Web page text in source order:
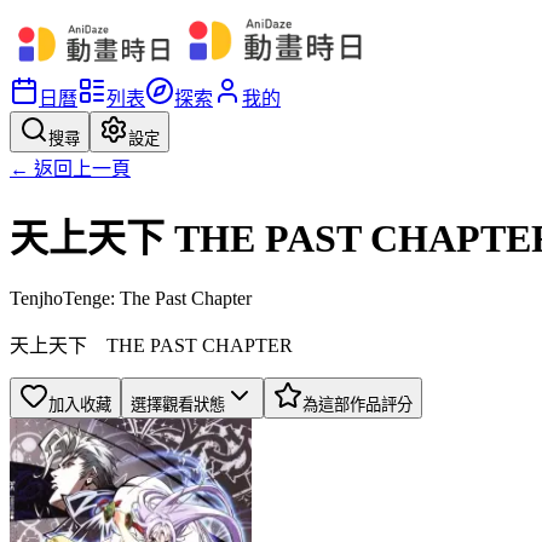
日曆 列表 探索 我的
搜尋 設定
← 返回上一頁
天上天下 THE PAST
TenjhoTenge: The Past Chapter
天上天下 THE PAST CHAPTER
加入收藏 選擇觀看狀態 為這部作品評分